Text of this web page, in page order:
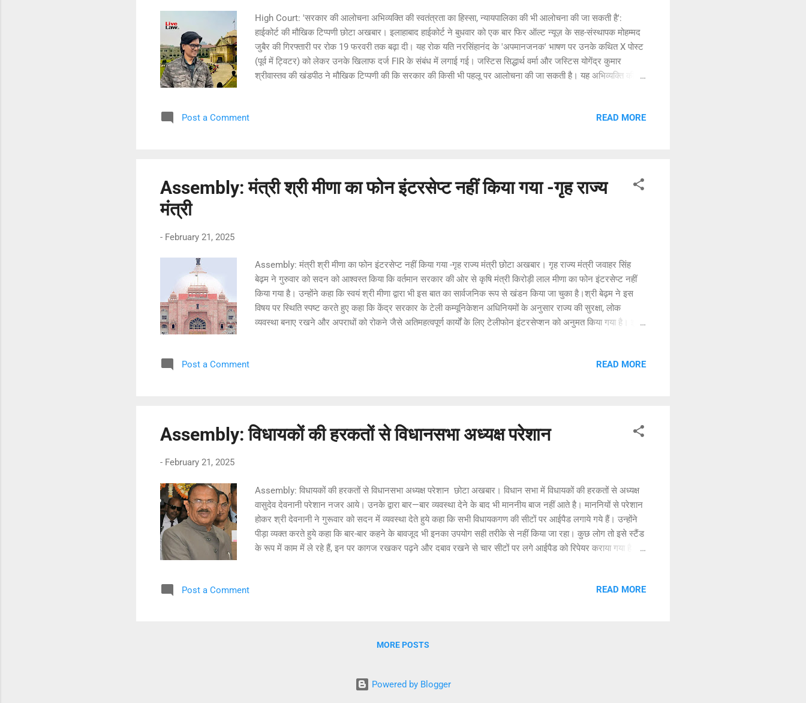
High Court: 'सरकार की आलोचना अभिव्यक्ति की स्वतंत्रता का हिस्सा, न्यायपालिका की भी आलोचना की जा सकती है':
हाईकोर्ट की मौखिक टिप्पणी छोटा अखबार। इलाहाबाद हाईकोर्ट ने बुधवार को एक बार फिर ऑल्ट न्यूज़ के सह-संस्थापक मोहम्मद
जुबैर की गिरफ्तारी पर रोक 19 फरवरी तक बढ़ा दी। यह रोक यति नरसिंहानंद के 'अपमानजनक' भाषण पर उनके कथित X पोस्ट
(पूर्व में ट्विटर) को लेकर उनके खिलाफ दर्ज FIR के संबंध में लगाई गई। जस्टिस सिद्धार्थ वर्मा और जस्टिस योगेंद्र कुमार
श्रीवास्तव की खंडपीठ ने मौखिक टिप्पणी की कि सरकार की किसी भी पहलू पर आलोचना की जा सकती है। यह अभिव्यक्ति की
सरकार के फैसलों की आलोचना के बीच अंतर करने की मांग की। खंडपीठ ने मौखिक रूप से यह भी टिप्पणी की कि चूंकि धारा
Post a Comment READ MORE
Assembly: मंत्री श्री मीणा का फोन इंटरसेप्ट नहीं किया गया -गृह राज्य
मंत्री
- February 21, 2025
Assembly: मंत्री श्री मीणा का फोन इंटरसेप्ट नहीं किया गया -गृह राज्य मंत्री छोटा अखबार। गृह राज्य मंत्री जवाहर सिंह
बेढ़म ने गुरुवार को सदन को आश्वस्त किया कि वर्तमान सरकार की ओर से कृषि मंत्री किरोड़ी लाल मीणा का फोन इंटरसेप्ट नहीं
किया गया है। उन्होंने कहा कि स्वयं श्री मीणा द्वारा भी इस बात का सार्वजनिक रूप से खंडन किया जा चुका है।श्री बेढ़म ने इस
विषय पर स्थिति स्पष्ट करते हुए कहा कि केंद्र सरकार के टेली कम्यूनिकेशन अधिनियमों के अनुसार राज्य की सुरक्षा, लोक
व्यवस्था बनाए रखने और अपराधों को रोकने जैसे अतिमहत्वपूर्ण कार्यों के लिए टेलीफोन इंटरसेप्शन को अनुमत किया गया है। इन
अधिकृत पुलिस अधिकारियों द्वारा प्रेषित और निर्धारित मापदण्डों को पूरा करने वाले प्रस्तावों के आधार पर ही इंटरसेप्शन किए जा
Post a Comment READ MORE
Assembly: विधायकों की हरकतों से विधानसभा अध्यक्ष परेशान
- February 21, 2025
Assembly: विधायकों की हरकतों से विधानसभा अध्यक्ष परेशान छोटा अखबार। विधान सभा में विधायकों की हरकतों से अध्यक्ष
वासुदेव देवनानी परेशान नजर आये। उनके द्वारा बार—बार व्यवस्था देने के बाद भी माननीय बाज नहीं आते है। माननियों से परेशान
होकर श्री देवनानी ने गुरूवार को सदन में व्‍यवस्‍था देते हुये कहा कि सभी विधायकगण की सीटों पर आईपैड लगाये गये हैं। उन्‍होंने
पीड़ा व्यक्त करते हुये कहा कि बार-बार कहने के बावजूद भी इनका उपयोग सही तरीके से नहीं किया जा रहा। कुछ लोग तो इसे स्टैंड
के रूप में काम में ले रहे हैं, इन पर कागज रखकर पढ़ने और दबाव रखने से चार सीटों पर लगे आईपैड को रिपेयर कराया गया है।
करके न जाये, ना ही इनके साथ फोन कनेक्ट करे और स्टैंड के रूप में तो इनका बिल्‍कुल ही उपयोग न करे। ये नाजुक चीजें हैं।
Post a Comment READ MORE
MORE POSTS
Powered by Blogger